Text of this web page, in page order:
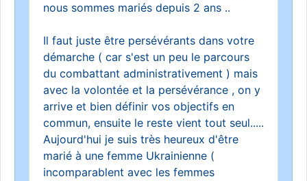
nous sommes mariés depuis 2 ans ..
Il faut juste être persévérants dans votre
démarche ( car s'est un peu le parcours
du combattant administrativement ) mais
avec la volontée et la persévérance , on y
arrive et bien définir vos objectifs en
commun, ensuite le reste vient tout seul.....
Aujourd'hui je suis très heureux d'être
marié à une femme Ukrainienne (
incomparablent avec les femmes